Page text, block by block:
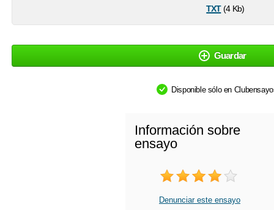
txt(4 Kb)
Guardar
Disponible sólo en
Información sobre
ensayo
Denunciar este ensayo